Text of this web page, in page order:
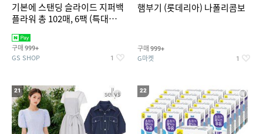
기본에 스탠딩 슬라이드 지퍼백
플라워 총 102매, 6팩 (특대
구매 999+
GS SHOP 1
햄부기 (롯데리아) 나폴리콤보
구매 999+
G마켓 1
21 22